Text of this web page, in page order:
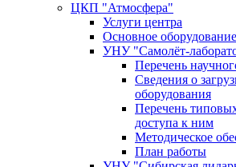
ЦКП "Атмосфера"
Услуги центра
Основное оборудование
УНУ "Самолёт-
Перечень
Сведения о
оборудования
Перечень
доступа к ним
Методическое
План работы